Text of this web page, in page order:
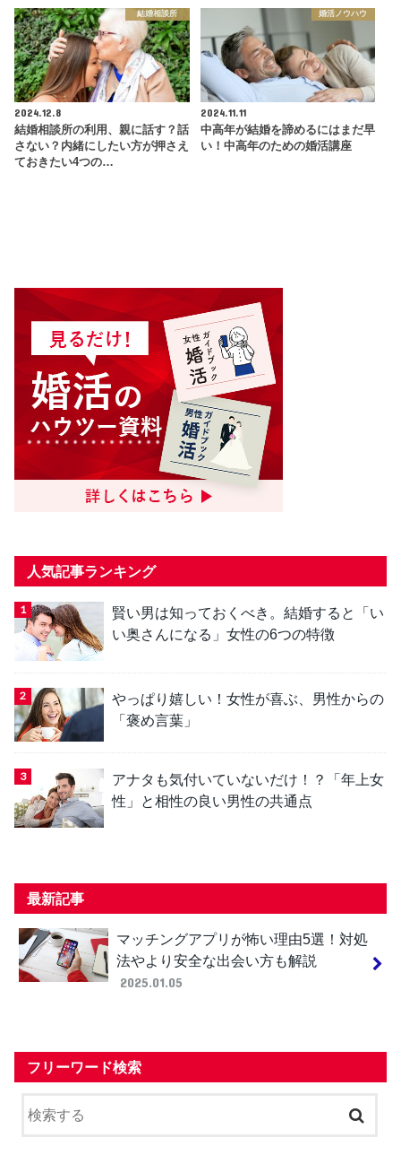
結婚相談所
2024.12.8
結婚相談所の利用、親に話す？話
さない？内緒にしたい方が押さえ
ておきたい4つの…
婚活ノウハウ
2024.11.11
中高年が結婚を諦めるにはまだ早
い！中高年のための婚活講座
人気記事ランキング
賢い男は知っておくべき。結婚すると「い
い奥さんになる」女性の6つの特徴
やっぱり嬉しい！女性が喜ぶ、男性からの
「褒め言葉」
アナタも気付いていないだけ！？「年上女
性」と相性の良い男性の共通点
最新記事
マッチングアプリが怖い理由5選！対処
法やより安全な出会い方も解説
2025.01.05
フリーワード検索